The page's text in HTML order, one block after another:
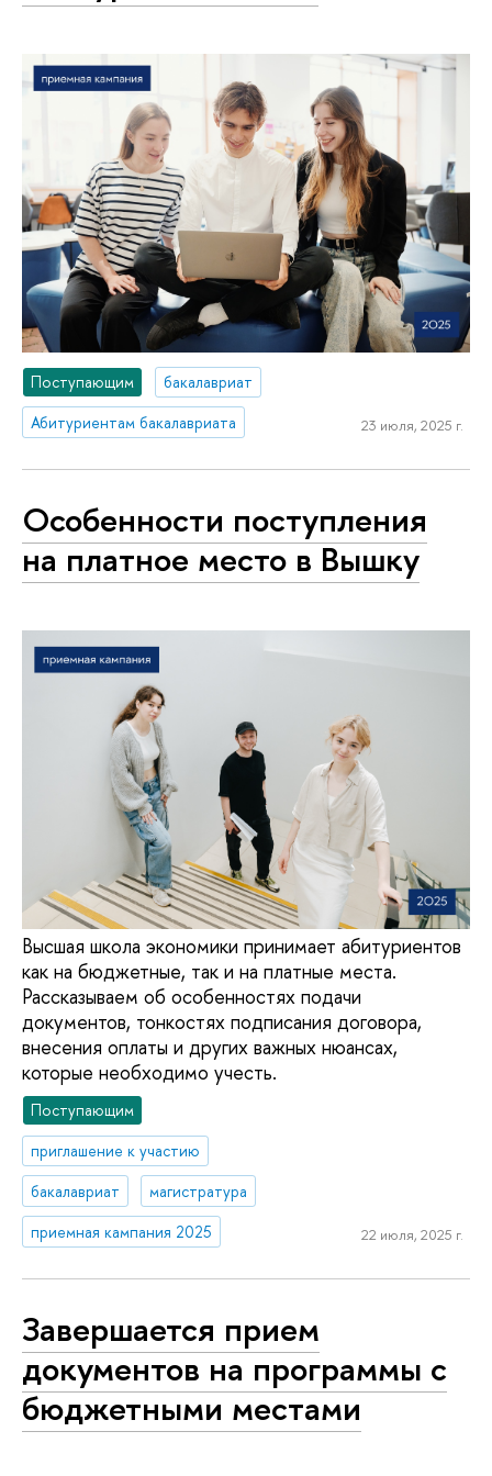
Поступающим
бакалавриат
Абитуриентам бакалавриата
23 июля, 2025 г.
Особенности поступления
на платное место в Вышку
Высшая школа экономики принимает абитуриентов
как на бюджетные, так и на платные места.
Рассказываем об особенностях подачи
документов, тонкостях подписания договора,
внесения оплаты и других важных нюансах,
которые необходимо учесть.
Поступающим
приглашение к участию
бакалавриат
магистратура
приемная кампания 2025
22 июля, 2025 г.
Завершается прием
документов на программы с
бюджетными местами